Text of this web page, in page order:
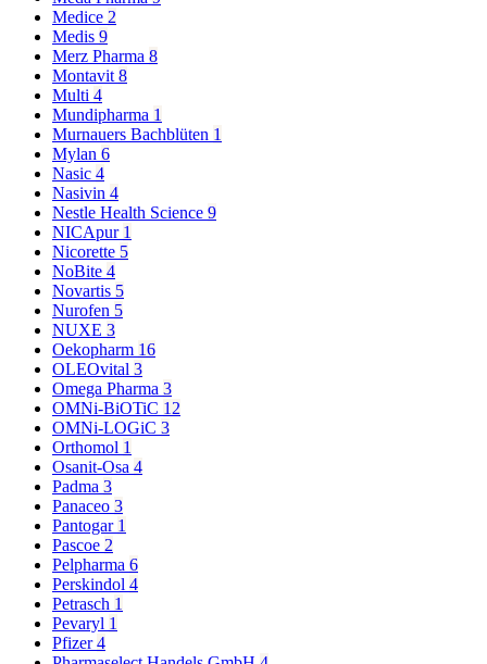
Medice 2
Medis 9
Merz Pharma 8
Montavit 8
Multi 4
Mundipharma 1
Murnauers Bachblüten 1
Mylan 6
Nasic 4
Nasivin 4
Nestle Health Science 9
NICApur 1
Nicorette 5
NoBite 4
Novartis 5
Nurofen 5
NUXE 3
Oekopharm 16
OLEOvital 3
Omega Pharma 3
OMNi-BiOTiC 12
OMNi-LOGiC 3
Orthomol 1
Osanit-Osa 4
Padma 3
Panaceo 3
Pantogar 1
Pascoe 2
Pelpharma 6
Perskindol 4
Petrasch 1
Pevaryl 1
Pfizer4